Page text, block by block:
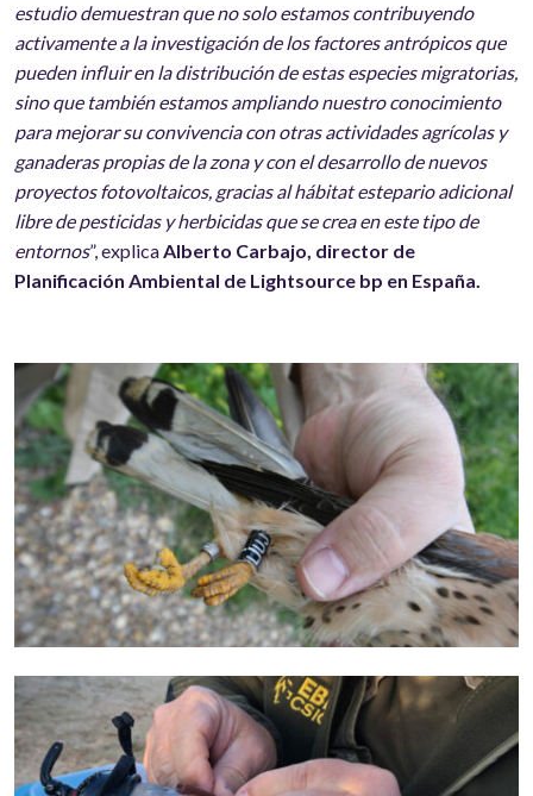
estudio demuestran que no solo estamos contribuyendo
activamente a la investigación de los factores antrópicos que
pueden influir en la distribución de estas especies migratorias,
sino que también estamos ampliando nuestro conocimiento
para mejorar su convivencia con otras actividades agrícolas y
ganaderas propias de la zona y con el desarrollo de nuevos
proyectos fotovoltaicos, gracias al hábitat estepario adicional
libre de pesticidas y herbicidas que se crea en este tipo de
entornos”, explicaAlberto Carbajo, director de
Planificación Ambiental de Lightsource bp en España.